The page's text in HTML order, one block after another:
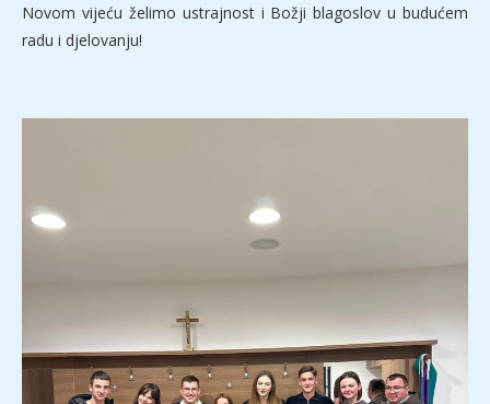
Novom vijeću želimo ustrajnost i Božji blagoslov u budućem
radu i djelovanju!